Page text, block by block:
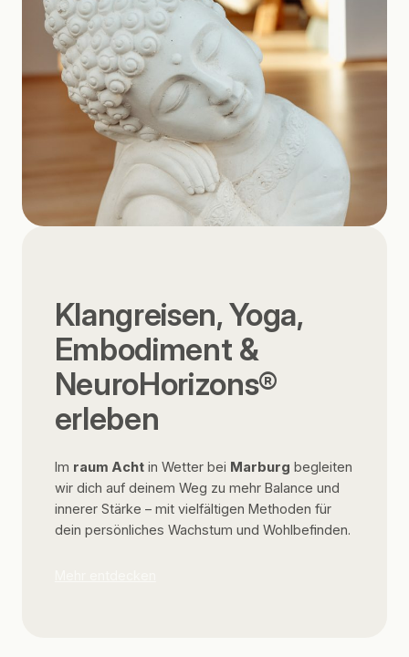
Klangreisen, Yoga,
Embodiment &
NeuroHorizons®
erleben
Im raum Achtin Wetter bei Marburg begleiten
wir dich auf deinem Weg zu mehr Balance und
innerer Stärke – mit vielfältigen Methoden für
dein persönliches Wachstum und Wohlbefinden.